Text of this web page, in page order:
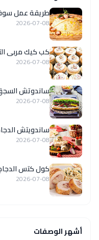
طريقة عمل
2026-07-08
كب كيك مربى
2026-07-08
ساندوتش
2026-07-08
ساندويتش
2026-07-08
كول كتس
2026-07-08
أشهر الوصفات